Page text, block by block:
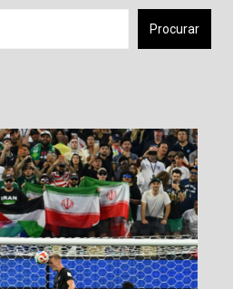
Procurar